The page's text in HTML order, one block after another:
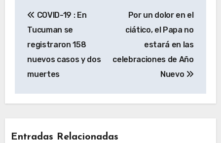
COVID-19 : En
Tucuman se
registraron 158
nuevos casos y dos
muertes
Por un dolor en el
ciático, el Papa no
estará en las
celebraciones de Año
Nuevo
Entradas Relacionadas